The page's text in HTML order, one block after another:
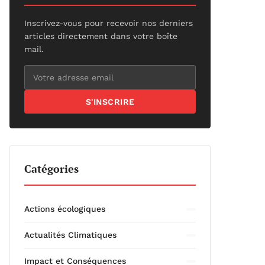
Inscrivez-vous pour recevoir nos derniers
articles directement dans votre boîte
mail.
S'INSCRIRE
Catégories
Actions écologiques
Actualités Climatiques
Impact et Conséquences